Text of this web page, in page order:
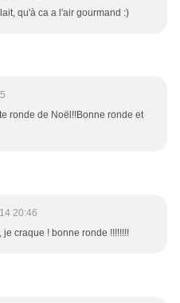
qu'à ca a l'air gourmand :)
ronde de Noël!!Bonne ronde et
20:46
je craque ! bonne ronde !!!!!!!!